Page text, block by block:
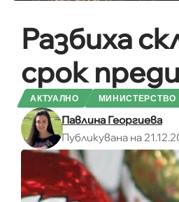
Разбиха
срок
АКТУАЛНО МИНИСТЕРСТВО
Павлина Георгиева
Публикувана на